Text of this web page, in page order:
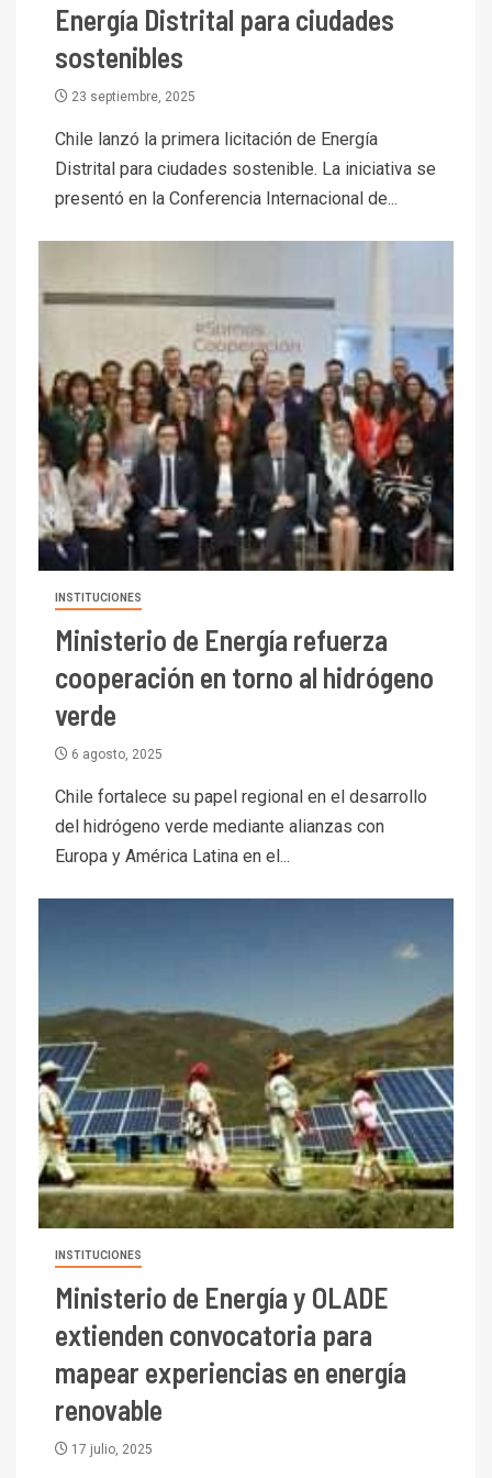
Energía Distrital para ciudades
sostenibles
23 septiembre, 2025
Chile lanzó la primera licitación de Energía
Distrital para ciudades sostenible. La iniciativa se
presentó en la Conferencia Internacional de...
INSTITUCIONES
Ministerio de Energía refuerza
cooperación en torno al hidrógeno
verde
6 agosto, 2025
Chile fortalece su papel regional en el desarrollo
del hidrógeno verde mediante alianzas con
Europa y América Latina en el...
INSTITUCIONES
Ministerio de Energía y OLADE
extienden convocatoria para
mapear experiencias en energía
renovable
17 julio, 2025
3
PIB minero impacta el
crecimiento regional: Banco
Central reporta resultados
dispares en el primer
4